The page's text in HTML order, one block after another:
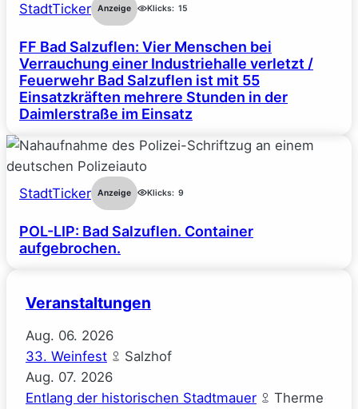
StadtTicker Anzeige Klicks: 15
FF Bad Salzuflen: Vier Menschen bei
Verrauchung einer Industriehalle verletzt /
Feuerwehr Bad Salzuflen ist mit 55
Einsatzkräften mehrere Stunden in der
Daimlerstraße im Einsatz
StadtTicker Anzeige Klicks: 9
POL-LIP: Bad Salzuflen. Container
aufgebrochen.
Veranstaltungen
Aug. 06. 2026
33. Weinfest
Salzhof
Aug. 07. 2026
Entlang der historischen Stadtmauer
Therme